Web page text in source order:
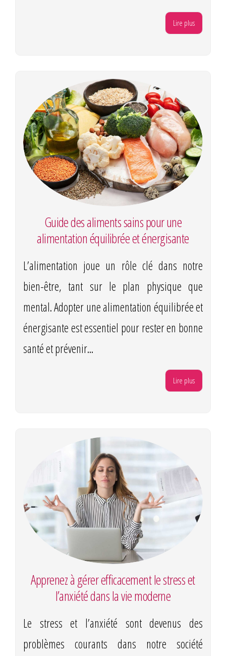
Lire plus
Guide des aliments sains pour une
alimentation équilibrée et énergisante
L’alimentation joue un rôle clé dans notre
bien-être, tant sur le plan physique que
mental. Adopter une alimentation équilibrée et
énergisante est essentiel pour rester en bonne
santé et prévenir...
Lire plus
Apprenez à gérer efficacement le stress et
l’anxiété dans la vie moderne
Le stress et l’anxiété sont devenus des
problèmes courants dans notre société